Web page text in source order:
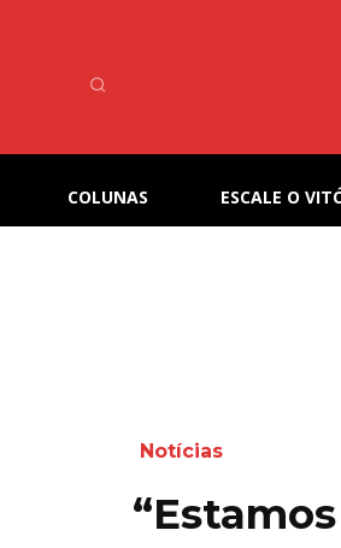
COLUNAS ESCALE O
Notícias